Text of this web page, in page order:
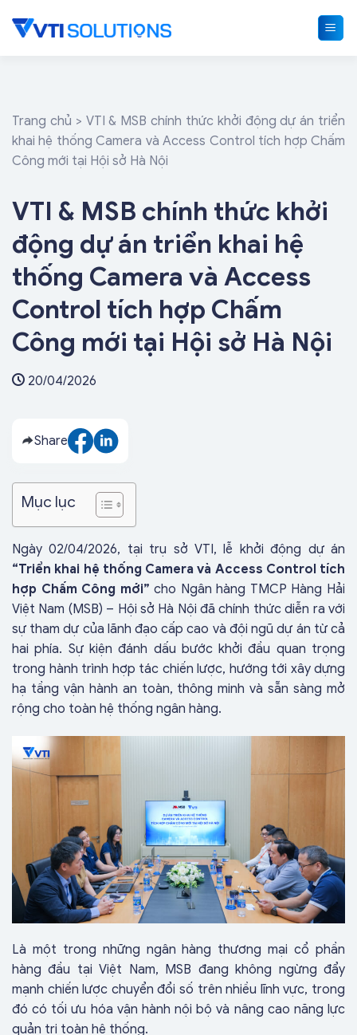
Trang chủ > VTI & MSB chính thức khởi động dự án triển
khai hệ thống Camera và Access Control tích hợp Chấm
Công mới tại Hội sở Hà Nội
VTI & MSB chính thức khởi
động dự án triển khai hệ
thống Camera và Access
Control tích hợp Chấm
Công mới tại Hội sở Hà Nội
20/04/2026
Share
Mục lục
Ngày 02/04/2026, tại trụ sở VTI, lễ khởi động dự án
“Triển khai hệ thống Camera và Access Control tích
hợp Chấm Công mới” cho Ngân hàng TMCP Hàng Hải
Việt Nam (MSB) – Hội sở Hà Nội đã chính thức diễn ra với
sự tham dự của lãnh đạo cấp cao và đội ngũ dự án từ cả
hai phía. Sự kiện đánh dấu bước khởi đầu quan trọng
trong hành trình hợp tác chiến lược, hướng tới xây dựng
hạ tầng vận hành an toàn, thông minh và sẵn sàng mở
rộng cho toàn hệ thống ngân hàng.
Là một trong những ngân hàng thương mại cổ phần
hàng đầu tại Việt Nam, MSB đang không ngừng đẩy
mạnh chiến lược chuyển đổi số trên nhiều lĩnh vực, trong
đó có tối ưu hóa vận hành nội bộ và nâng cao năng lực
quản trị toàn hệ thống.